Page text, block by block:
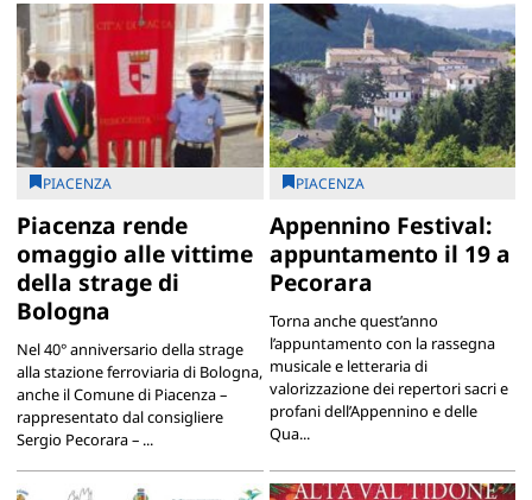
PIACENZA
Piacenza rende
omaggio alle vittime
della strage di
Bologna
Nel 40° anniversario della strage
alla stazione ferroviaria di Bologna,
anche il Comune di Piacenza –
rappresentato dal consigliere
Sergio Pecorara – ...
PIACENZA
Appennino Festival:
appuntamento il 19 a
Pecorara
Torna anche quest’anno
l’appuntamento con la rassegna
musicale e letteraria di
valorizzazione dei repertori sacri e
profani dell’Appennino e delle
Qua...